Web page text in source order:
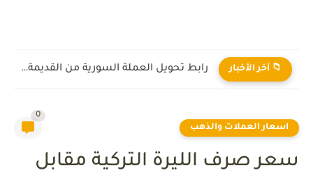
📁 آخر الأخبار رابط تحويل العملة السورية من القديمة إلى الجديدة 2026
اسعار العملات والذهب
0
سعر صرف الليرة التركية مقابل